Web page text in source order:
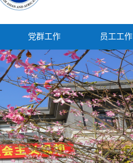
党群工作 员工工作